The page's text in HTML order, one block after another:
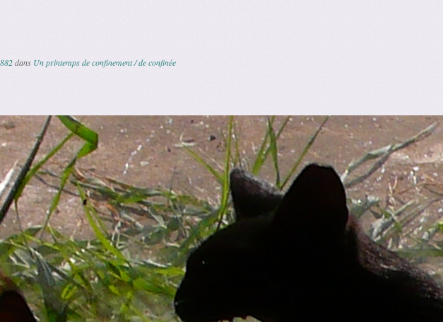
dans Un printemps de confinement / de confinée